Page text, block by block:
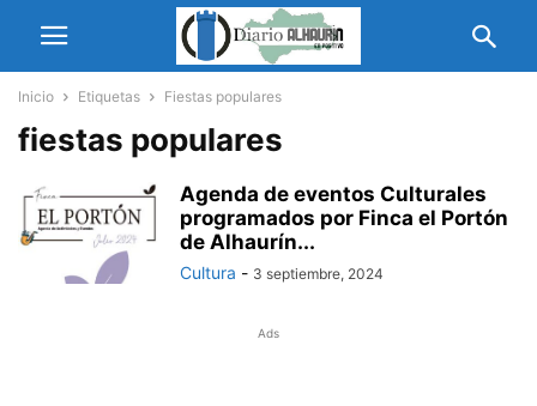
Inicio Etiquetas Fiestas populares
fiestas populares
Agenda de eventos Culturales
programados por Finca el Portón
de Alhaurín...
Cultura - 3 septiembre, 2024
Ads